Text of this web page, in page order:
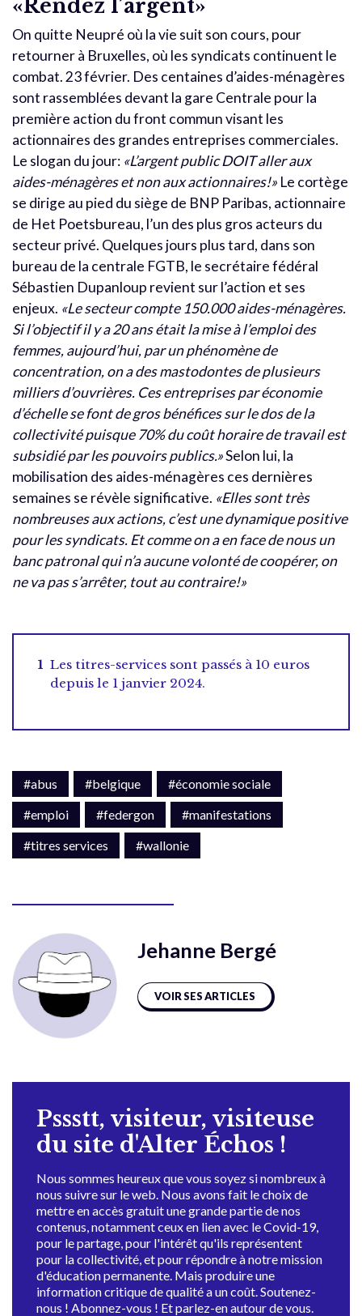
«Rendez l’argent»
On quitte Neupré où la vie suit son cours, pour
retourner à Bruxelles, où les syndicats continuent le
combat. 23 février. Des centaines d’aides-ménagères
sont rassemblées devant la gare Centrale pour la
première action du front commun visant les
actionnaires des grandes entreprises commerciales.
Le slogan du jour: «L’argent public DOIT aller aux
aides-ménagères et non aux actionnaires!» Le cortège
se dirige au pied du siège de BNP Paribas, actionnaire
de Het Poetsbureau, l’un des plus gros acteurs du
secteur privé. Quelques jours plus tard, dans son
bureau de la centrale FGTB, le secrétaire fédéral
Sébastien Dupanloup revient sur l’action et ses
enjeux. «Le secteur compte 150.000 aides-ménagères.
Si l’objectif il y a 20 ans était la mise à l’emploi des
femmes, aujourd’hui, par un phénomène de
concentration, on a des mastodontes de plusieurs
milliers d’ouvrières. Ces entreprises par économie
d’échelle se font de gros bénéfices sur le dos de la
collectivité puisque 70% du coût horaire de travail est
subsidié par les pouvoirs publics.»Selon lui, la
mobilisation des aides-ménagères ces dernières
semaines se révèle significative. «Elles sont très
nombreuses aux actions, c’est une dynamique positive
pour les syndicats. Et comme on a en face de nous un
banc patronal qui n’a aucune volonté de coopérer, on
ne va pas s’arrêter, tout au contraire!»
Les titres-services sont passés à 10 euros
depuis le 1 janvier 2024.
#abus #belgique
#économie sociale
#emploi
#federgon
#manifestations
#titres services
#wallonie
Jehanne Bergé
VOIR SES ARTICLES
Pssstt, visiteur, visiteuse
du site d'Alter Échos !
Nous sommes heureux que vous soyez si nombreux à
nous suivre sur le web. Nous avons fait le choix de
mettre en accès gratuit une grande partie de nos
contenus, notamment ceux en lien avec le Covid-19,
pour le partage, pour l'intérêt qu'ils représentent
pour la collectivité, et pour répondre à notre mission
d'éducation permanente. Mais produire une
information critique de qualité a un coût. Soutenez-
nous ! Abonnez-vous ! Et parlez-en autour de vous.